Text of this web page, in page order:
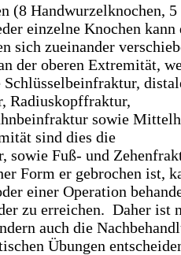
(8 Handwurzelknochen, 5
einzelne Knochen kann
sich zueinander
der oberen Extremität,
Radiuskopffraktur,
sowie
sind dies die
Fuß- und
Form er gebrochen ist,
einer Operation
zu erreichen. Daher ist
auch die
Übungen